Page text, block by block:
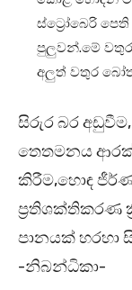
ස්ට්‍රෝබෙරි
පුලුවන්.මේ
අලුත් වතුර
සිරුර බර
තෙතමනය
කිරීම,හොඳ
ප්‍රතිශක්තිකරණ
පානයක් හරහා
-නිබන්ධිකා-